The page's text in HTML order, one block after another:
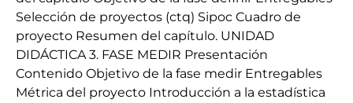
Selección de proyectos (ctq) Sipoc Cuadro de
proyecto Resumen del capítulo. UNIDAD
DIDÁCTICA 3. FASE MEDIR Presentación
Contenido Objetivo de la fase medir Entregables
Métrica del proyecto Introducción a la estadística